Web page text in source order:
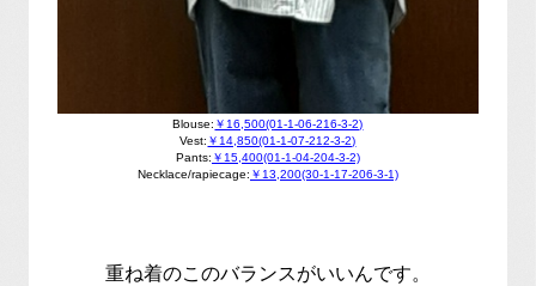
Blouse: ￥16,500(01-1-06-216-3-2)
Vest: ￥14,850(01-1-07-212-3-2)
Pants: ￥15,400(01-1-04-204-3-2)
Necklace/rapiecage: ￥13,200(30-1-17-206-3-1)
重ね着のこのバランスがいいんです。